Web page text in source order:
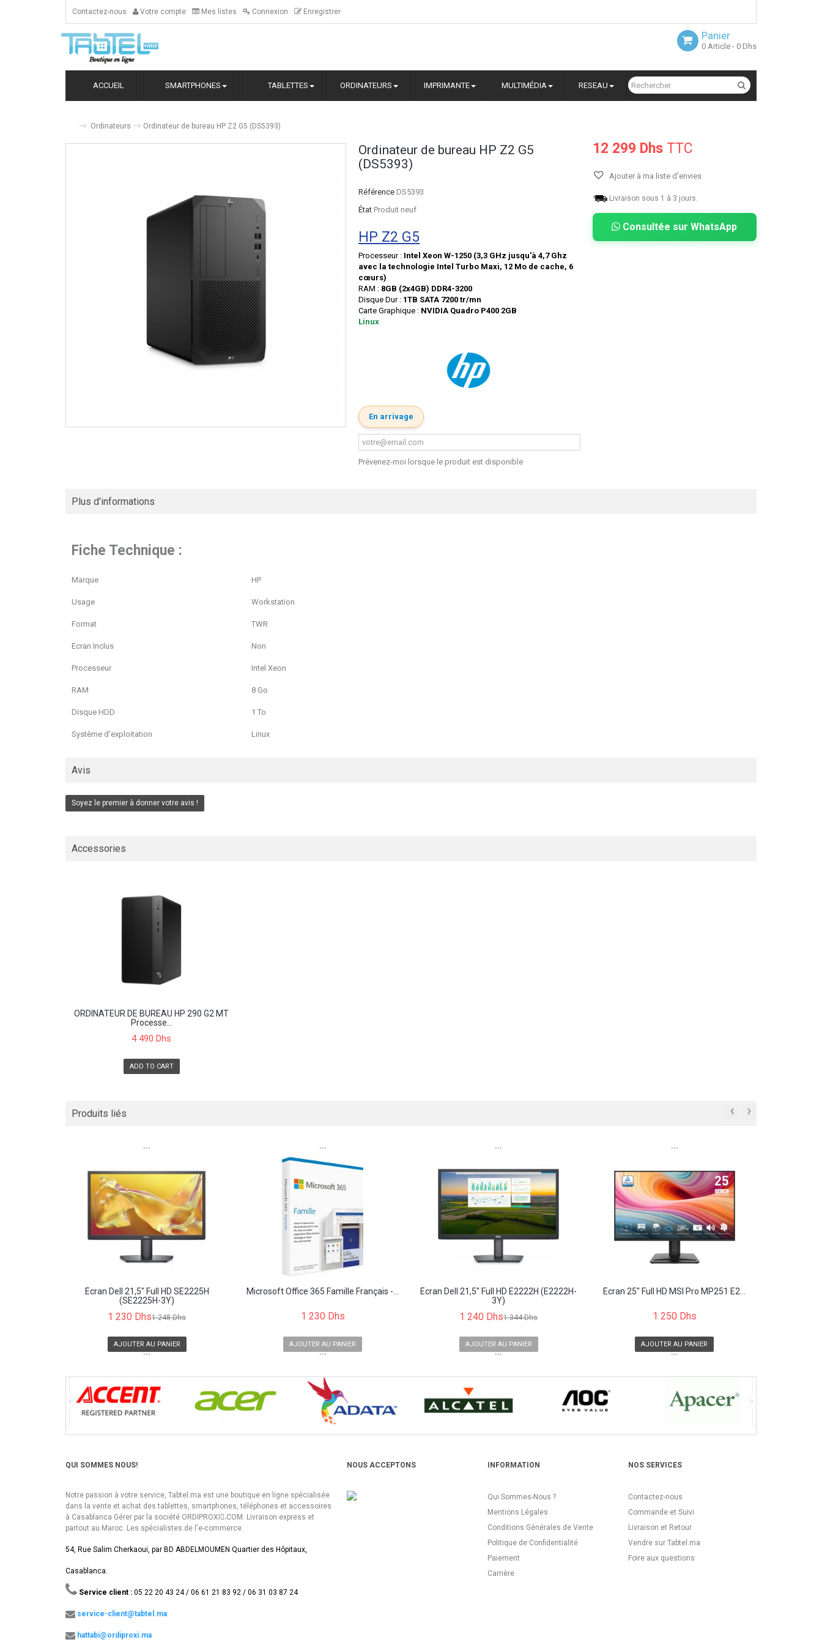
Contactez-nous Votre compte Mes listes Connexion Enregistrer
Panier
0 Article - 0 Dhs
ACCUEIL SMARTPHONES TABLETTES ORDINATEURS IMPRIMANTE MULTIMÉDIA RESEAU
Ordinateurs Ordinateur de bureau HP Z2 G5 (DS5393)
Ordinateur de bureau HP Z2 G5
(DS5393)
Référence DS5393
État Produit neuf
HP Z2 G5
Processeur : Intel Xeon W-1250 (3,3 GHz jusqu'à 4,7 Ghz
avec la technologie Intel Turbo Maxi, 12 Mo de cache, 6
cœurs)
RAM : 8GB (2x4GB) DDR4-3200
Disque Dur : 1TB SATA 7200 tr/mn
Carte Graphique : NVIDIA Quadro P400 2GB
Linux
En arrivage
Prévenez-moi lorsque le produit est disponible
12 299 Dhs TTC
Ajouter à ma liste d'envies
Livraison sous 1 à 3 jours.
Consultée sur WhatsApp
Plus d'informations
Fiche Technique :
Marque HP
Usage Workstation
Format TWR
Ecran Inclus Non
Processeur Intel Xeon
RAM 8 Go
Disque HDD 1 To
Système d'exploitation Linux
Avis
Soyez le premier à donner votre avis !
Accessories
ORDINATEUR DE BUREAU HP 290 G2 MT
Processe...
4 490 Dhs
ADD TO CART
Produits liés ‹ ›
```
Écran Dell 21,5" Full HD SE2225H
(SE2225H-3Y)
1 230 Dhs1 248 Dhs
AJOUTER AU PANIER
```
```
Microsoft Office 365 Famille Français -...
1 230 Dhs
AJOUTER AU PANIER
```
```
Écran Dell 21,5" Full HD E2222H (E2222H-
3Y)
1 240 Dhs1 344 Dhs
AJOUTER AU PANIER
```
```
Écran 25" Full HD MSI Pro MP251 E2...
1 250 Dhs
AJOUTER AU PANIER
```
QUI SOMMES NOUS!
Notre passion à votre service, Tabtel.ma est une boutique en ligne spécialisée
dans la vente et achat des tablettes, smartphones, téléphones et accessoires
à Casablanca Gérer par la société ORDIPROXI.ِCOM. Livraison express et
partout au Maroc. Les spécialistes de l'e-commerce.
54, Rue Salim Cherkaoui, par BD ABDELMOUMEN Quartier des Hôpitaux,
Casablanca.
Service client : 05 22 20 43 24 / 06 61 21 83 92 / 06 31 03 87 24
service-client@tabtel.ma
hattabi@ordiproxi.ma
NOUS ACCEPTONS INFORMATION
Qui Sommes-Nous ?
Mentions Légales
Conditions Générales de Vente
Politique de Confidentialité
Paiement
Carrière
NOS SERVICES
Contactez-nous
Commande et Suivi
Livraison et Retour
Vendre sur Tabtel.ma
Foire aux questions